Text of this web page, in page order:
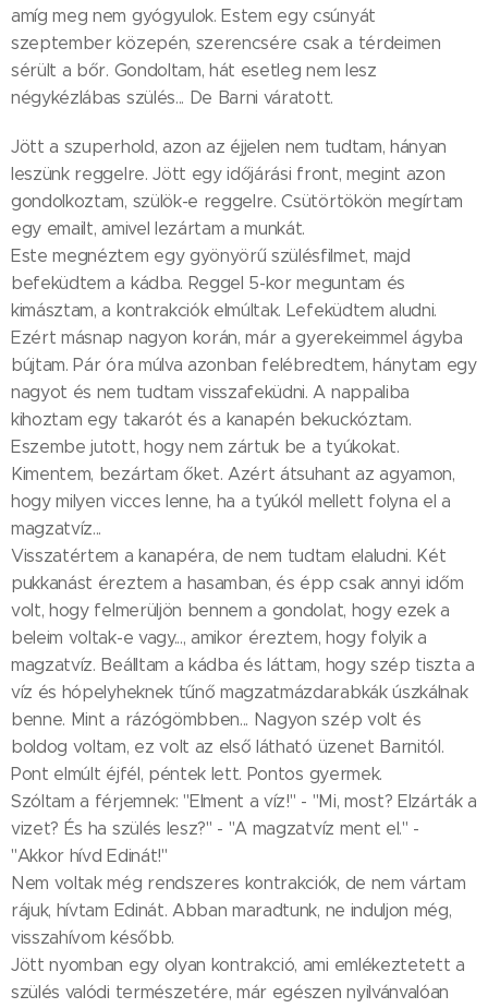
amíg meg nem gyógyulok. Estem egy csúnyát
szeptember közepén, szerencsére csak a térdeimen
sérült a bőr. Gondoltam, hát esetleg nem lesz
négykézlábas szülés... De Barni váratott.
Jött a szuperhold, azon az éjjelen nem tudtam, hányan
leszünk reggelre. Jött egy időjárási front, megint azon
gondolkoztam, szülök-e reggelre. Csütörtökön megírtam
egy emailt, amivel lezártam a munkát.
Este megnéztem egy gyönyörű szülésfilmet, majd
befeküdtem a kádba. Reggel 5-kor meguntam és
kimásztam, a kontrakciók elmúltak. Lefeküdtem aludni.
Ezért másnap nagyon korán, már a gyerekeimmel ágyba
bújtam. Pár óra múlva azonban felébredtem, hánytam egy
nagyot és nem tudtam visszafeküdni. A nappaliba
kihoztam egy takarót és a kanapén bekuckóztam.
Eszembe jutott, hogy nem zártuk be a tyúkokat.
Kimentem, bezártam őket. Azért átsuhant az agyamon,
hogy milyen vicces lenne, ha a tyúkól mellett folyna el a
magzatvíz...
Visszatértem a kanapéra, de nem tudtam elaludni. Két
pukkanást éreztem a hasamban, és épp csak annyi időm
volt, hogy felmerüljön bennem a gondolat, hogy ezek a
beleim voltak-e vagy..., amikor éreztem, hogy folyik a
magzatvíz. Beálltam a kádba és láttam, hogy szép tiszta a
víz és hópelyheknek tűnő magzatmázdarabkák úszkálnak
benne. Mint a rázógömbben... Nagyon szép volt és
boldog voltam, ez volt az első látható üzenet Barnitól.
Pont elmúlt éjfél, péntek lett. Pontos gyermek.
Szóltam a férjemnek: "Elment a víz!" - "Mi, most? Elzárták a
vizet? És ha szülés lesz?" - "A magzatvíz ment el." -
"Akkor hívd Edinát!"
Nem voltak még rendszeres kontrakciók, de nem vártam
rájuk, hívtam Edinát. Abban maradtunk, ne induljon még,
visszahívom később.
Jött nyomban egy olyan kontrakció, ami emlékeztetett a
szülés valódi természetére, már egészen nyilvánvalóan